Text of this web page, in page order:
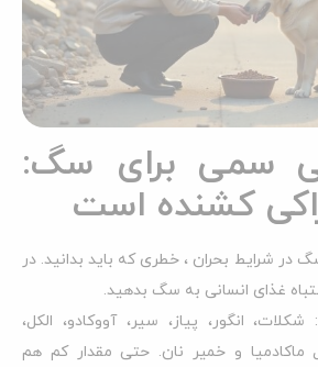
سمی برای سگ:
در شرایط بحران ، خطری که باید بدانید. در
غذای انسانی به سگ بدهید.
شکلات، انگور، پیاز، سیر، آووکادو، الکل،
و خمیر نان. حتی مقدار کم هم